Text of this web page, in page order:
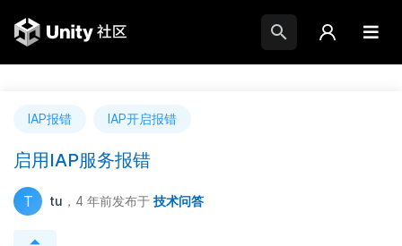
IAP报错 IAP开启报错
启用IAP服务报错
T tu ，4 年前发布于 技术问答